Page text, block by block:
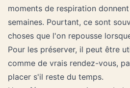
moments de respiration
semaines. Pourtant, ce sont
choses que l'on repousse
Pour les préserver, il peut être
comme de vrais rendez-vous,
placer s'il reste du temps.